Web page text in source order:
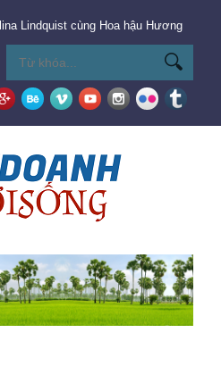
Lindquist cùng Hoa hậu Hương